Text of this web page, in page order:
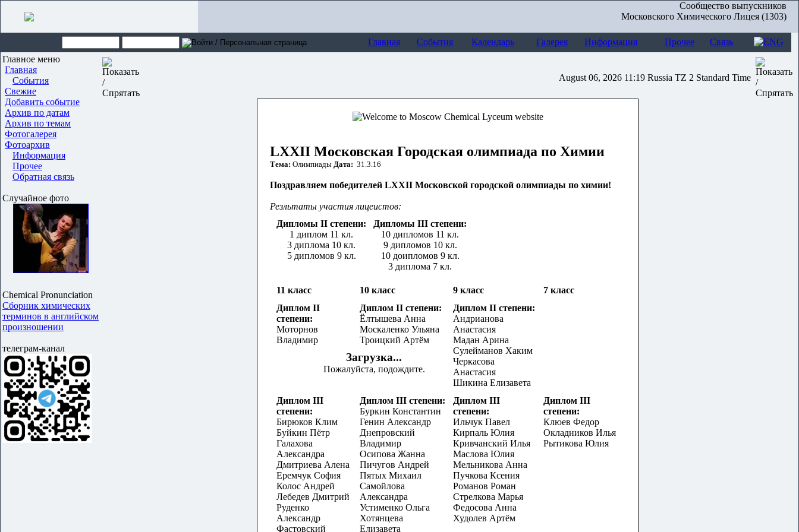
Загрузка...
Пожалуйста, подождите.
Сообщество выпускников
Московского Химического Лицея (1303)
Главная События Календарь Галерея Информация Прочее
Связь
Главное меню
Главная
События
Свежие
Добавить событие
Архив по датам
Архив по темам
Фотогалерея
Фотоархив
Информация
Прочее
Обратная связь
Случайное фото
Chemical Pronunciation
Сборник химических
терминов в английском
произношении
телеграм-канал
August 06, 2026 11:19 Russia TZ 2 Standard Time
LXXII Московская Городская олимпиада по Химии
Тема: Олимпиады Дата: 31.3.16
Поздравляем победителей LXXII Московской городской олимпиады по химии!
Резльтаты участия лицеистов:
Дипломы II степени:
1 диплом 11 кл.
3 диплома 10 кл.
5 дипломов 9 кл.
Дипломы III степени:
10 дипломов 11 кл.
9 дипломов 10 кл.
10 доипломов 9 кл.
3 диплома 7 кл.
11 класс 10 класс 9 класс
7 класс
Диплом II
степени:
Моторнов
Владимир
Диплом II степени:
Ёлтышева Анна
Москаленко Ульяна
Троицкий Артём
Диплом II степени:
Андрианова
Анастасия
Мадан Арина
Сулейманов Хаким
Черкасова
Анастасия
Шикина Елизавета
Диплом III
степени:
Бирюков Клим
Буйкин Пётр
Галахова
Александра
Дмитриева Алена
Еремчук София
Колос Андрей
Лебедев Дмитрий
Руденко
Александр
Фастовский
Диплом III степени:
Буркин Константин
Генин Александр
Днепровский
Владимир
Осипова Жанна
Пичугов Андрей
Пятых Михаил
Самойлова
Александра
Устименко Ольга
Хотянцева
Елизавета
Диплом III
степени:
Ильчук Павел
Кирпаль Юлия
Кривчанский Илья
Маслова Юлия
Мельникова Анна
Пучкова Ксения
Романов Роман
Стрелкова Марья
Федосова Анна
Худолев Артём
Диплом III
степени:
Клюев Федор
Окладников Илья
Рытикова Юлия